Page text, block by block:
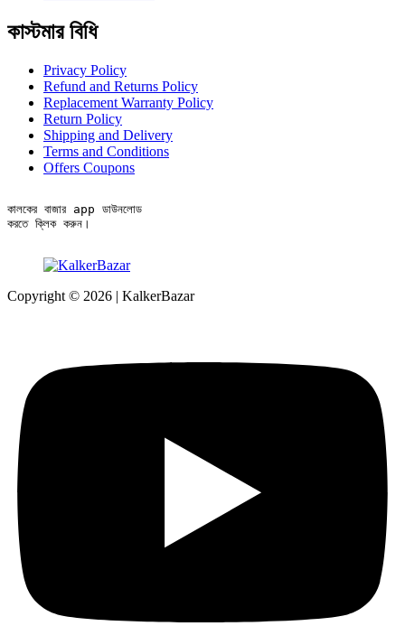
কাস্টমার বিধি
Privacy Policy
Refund and Returns Policy
Replacement Warranty Policy
Return Policy
Shipping and Delivery
Terms and Conditions
Offers Coupons
কালকের বাজার app ডাউনলোড
করতে ক্লিক করুন।
Copyright © 2026 | KalkerBazar